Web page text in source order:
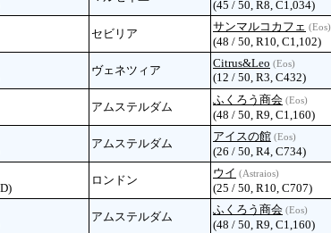
(45 / 50, R8, C1,034)
セビリア
サンマルコカフェ (Eos)
(48 / 50, R10, C1,102)
ヴェネツィア
Citrus&Leo (Eos)
(12 / 50, R3, C432)
アムステルダム
ふくろう商会 (Eos)
(48 / 50, R9, C1,160)
アムステルダム
アイスの館 (Eos)
(26 / 50, R4, C734)
ロンドン
ウイ (Astraios)
(25 / 50, R10, C707)
アムステルダム
ふくろう商会 (Eos)
(48 / 50, R9, C1,160)